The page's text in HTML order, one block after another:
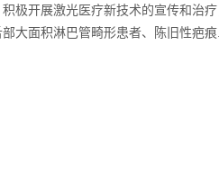
极开展激光医疗新技术的宣传和治
大面积淋巴管畸形患者、陈旧性疤痕